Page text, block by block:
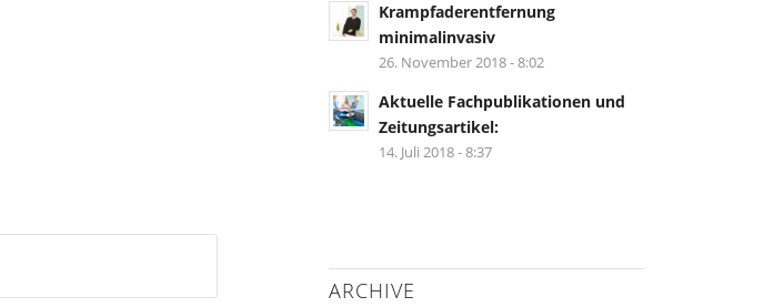
Krampfaderentfernung
minimalinvasiv
26. November 2018 - 8:02
Aktuelle Fachpublikationen und
Zeitungsartikel:
14. Juli 2018 - 8:37
ARCHIVE